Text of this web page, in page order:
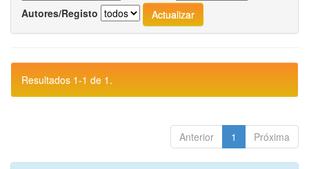
Autores/Registo
Resultados 1-1 de 1.
Anterior 1 Próxima